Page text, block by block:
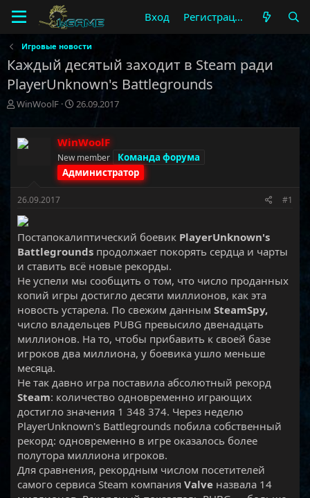
Вход Регистрация
Игровые новости
Каждый десятый заходит в Steam ради
PlayerUnknown's Battlegrounds
А
т
о
р
ы
WinWoolF
Д
т
а
н
а
ч
26.09.2017
WinWoolF
New member
Команда форума
Администратор
26.09.2017 #1
Постапокалиптический боевик PlayerUnknown's
Battlegrounds продолжает покорять сердца и чарты
и ставить всё новые рекорды.
Не успели мы сообщить о том, что число проданных
копий игры достигло десяти миллионов, как эта
новость устарела. По свежим данным SteamSpy,
число владельцев PUBG превысило двенадцать
миллионов. На то, чтобы прибавить к своей базе
игроков два миллиона, у боевика ушло меньше
месяца.
Не так давно игра поставила абсолютный рекорд
Steam: количество одновременно играющих
достигло значения 1 348 374. Через неделю
PlayerUnknown's Battlegrounds побила собственный
рекорд: одновременно в игре оказалось более
полутора миллиона игроков.
Для сравнения, рекордным числом посетителей
самого сервиса Steam компания Valve назвала 14